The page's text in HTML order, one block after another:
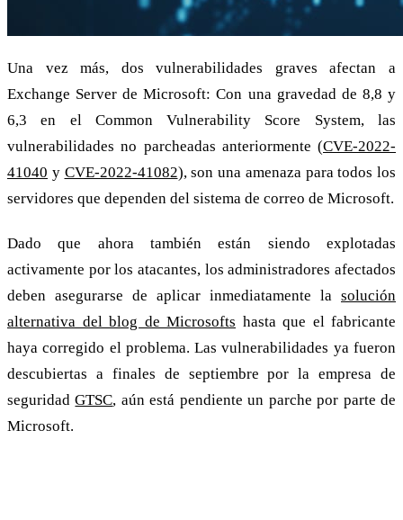
Una vez más, dos vulnerabilidades graves afectan a
Exchange Server de Microsoft: Con una gravedad de 8,8 y
6,3 en el Common Vulnerability Score System, las
vulnerabilidades no parcheadas anteriormente (CVE-2022-
41040 y CVE-2022-41082), son una amenaza para todos los
servidores que dependen del sistema de correo de Microsoft.
Dado que ahora también están siendo explotadas
activamente por los atacantes, los administradores afectados
deben asegurarse de aplicar inmediatamente la solución
alternativa del blog de Microsofts hasta que el fabricante
haya corregido el problema. Las vulnerabilidades ya fueron
descubiertas a finales de septiembre por la empresa de
seguridadGTSC, aún está pendiente un parche por parte de
Microsoft.